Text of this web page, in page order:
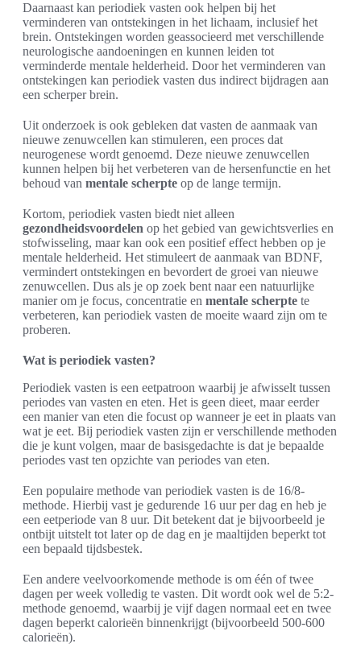
Daarnaast kan periodiek vasten ook helpen bij het
verminderen van ontstekingen in het lichaam, inclusief het
brein. Ontstekingen worden geassocieerd met verschillende
neurologische aandoeningen en kunnen leiden tot
verminderde mentale helderheid. Door het verminderen van
ontstekingen kan periodiek vasten dus indirect bijdragen aan
een scherper brein.
Uit onderzoek is ook gebleken dat vasten de aanmaak van
nieuwe zenuwcellen kan stimuleren, een proces dat
neurogenese wordt genoemd. Deze nieuwe zenuwcellen
kunnen helpen bij het verbeteren van de hersenfunctie en het
behoud van mentale scherpte op de lange termijn.
Kortom, periodiek vasten biedt niet alleen
gezondheidsvoordelen op het gebied van gewichtsverlies en
stofwisseling, maar kan ook een positief effect hebben op je
mentale helderheid. Het stimuleert de aanmaak van BDNF,
vermindert ontstekingen en bevordert de groei van nieuwe
zenuwcellen. Dus als je op zoek bent naar een natuurlijke
manier om je focus, concentratie en mentale scherpte te
verbeteren, kan periodiek vasten de moeite waard zijn om te
proberen.
Wat is periodiek vasten?
Periodiek vasten is een eetpatroon waarbij je afwisselt tussen
periodes van vasten en eten. Het is geen dieet, maar eerder
een manier van eten die focust op wanneer je eet in plaats van
wat je eet. Bij periodiek vasten zijn er verschillende methoden
die je kunt volgen, maar de basisgedachte is dat je bepaalde
periodes vast ten opzichte van periodes van eten.
Een populaire methode van periodiek vasten is de 16/8-
methode. Hierbij vast je gedurende 16 uur per dag en heb je
een eetperiode van 8 uur. Dit betekent dat je bijvoorbeeld je
ontbijt uitstelt tot later op de dag en je maaltijden beperkt tot
een bepaald tijdsbestek.
Een andere veelvoorkomende methode is om één of twee
dagen per week volledig te vasten. Dit wordt ook wel de 5:2-
methode genoemd, waarbij je vijf dagen normaal eet en twee
dagen beperkt calorieën binnenkrijgt (bijvoorbeeld 500-600
calorieën).